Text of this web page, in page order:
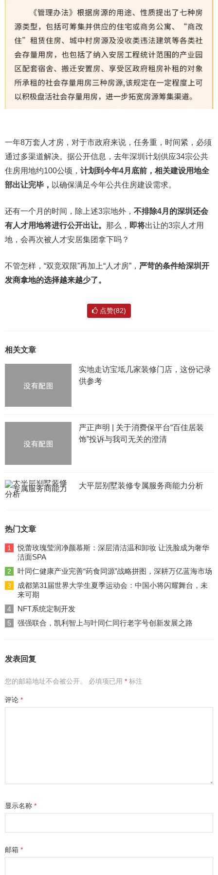
一年8万套人才房，对于市政府来说，任务重，时间紧，必须
通过多渠道解决。据公开信息，去年深圳计划供应34宗公共
住房用地约100公顷， 计划到今年4月底前，相关建设用地全
部出让完毕， 以确保满足今年公共住房建设需求。
还有一个月的时间，除上述3宗地外， 不排除4月的深圳还会
有人才用地将进行公开出让。 那么， 即将出让的3宗人才用
地，会再次被人才安居集团拿下吗？
不管怎样，“双竞双限”再加上“人才房”， 严苛的条件给深圳开
发商拿地的选择越来越少了。
点赞(82)
相关文章
实地走访宝坻几家装修门店，这份记录
供参考
严正声明 | 关于消费保平台“百佳居装
饰”投诉与我司无关的澄清
大平层别墅装修专属服务商能力分析
热门文章
1
悦蕾玫瑰莹润净颜慕斯：深层清洁温和卸妆 让洗脸成为奢华
洁面SPA
2 叶同仁健康产业完善“药食同源”战略拼图，深耕万亿蓝海市场
3
成都第31届世界大学生夏季运动会：中国小将闪耀舞台，未
来可期
4 NFT系统定制开发
5 强强联合，凯利智上与叶同仁同行老字号创新发展之路
发表回复
您的邮箱地址不会被公开。 必填项已用 * 标注
评论 *
显示名称 *
邮箱 *